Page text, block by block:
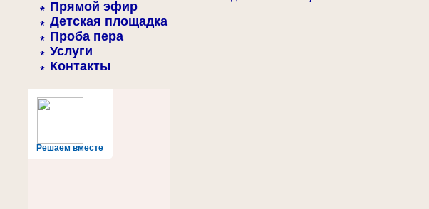
Прямой эфир
Детская площадка
Проба пера
Услуги
Контакты
Решаем вместе